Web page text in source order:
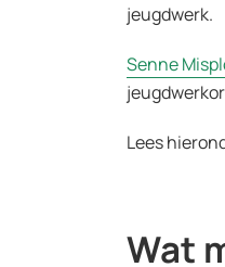
jeugdwerk.
Senne
Lees
Wat